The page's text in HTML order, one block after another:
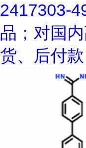
2417303-
品；对国
货、后付款